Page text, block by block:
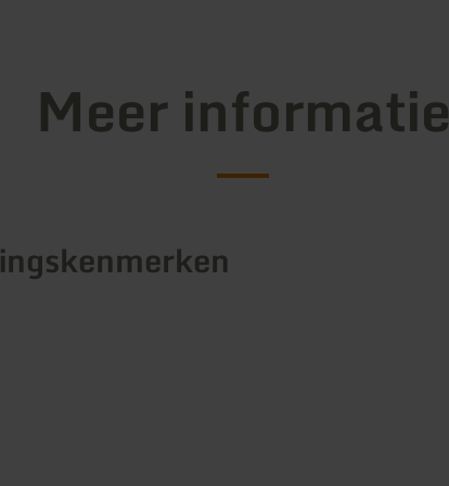
Meer informatie